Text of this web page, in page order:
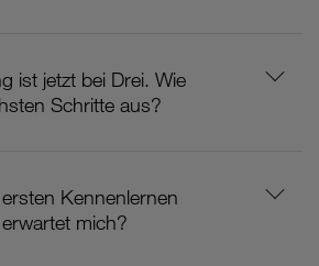
ist jetzt bei Drei. Wie
Schritte aus?
Kennenlernen
mich?